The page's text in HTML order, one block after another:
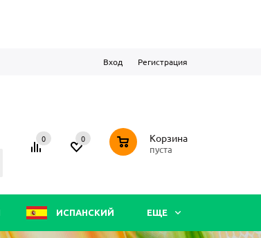
Вход Регистрация
0 0 0 Корзина
пуста
ИСПАНСКИЙ ЕЩЕ